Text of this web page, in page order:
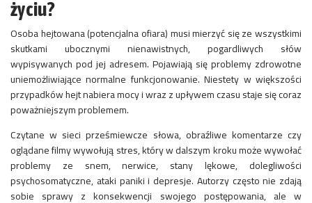
życiu?
Osoba hejtowana (potencjalna ofiara) musi mierzyć się ze wszystkimi
skutkami ubocznymi nienawistnych, pogardliwych słów
wypisywanych pod jej adresem. Pojawiają się problemy zdrowotne
uniemożliwiające normalne funkcjonowanie. Niestety w większości
przypadków hejt nabiera mocy i wraz z upływem czasu staje się coraz
poważniejszym problemem.
Czytane w sieci prześmiewcze słowa, obraźliwe komentarze czy
oglądane filmy wywołują stres, który w dalszym kroku może wywołać
problemy ze snem, nerwice, stany lękowe, dolegliwości
psychosomatyczne, ataki paniki i depresje. Autorzy często nie zdają
sobie sprawy z konsekwencji swojego postępowania, ale w